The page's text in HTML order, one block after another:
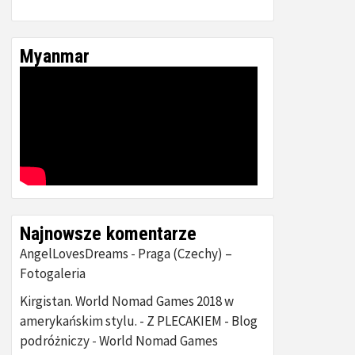
Myanmar
Najnowsze komentarze
AngelLovesDreams - Praga (Czechy) –
Fotogaleria
Kirgistan. World Nomad Games 2018 w
amerykańskim stylu. - Z PLECAKIEM - Blog
podróżniczy - World Nomad Games